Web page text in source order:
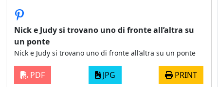
Nick e Judy si trovano uno di fronte all’altra su
un ponte
Nick e Judy si trovano uno di fronte all’altra su un ponte
PDF JPG PRINT